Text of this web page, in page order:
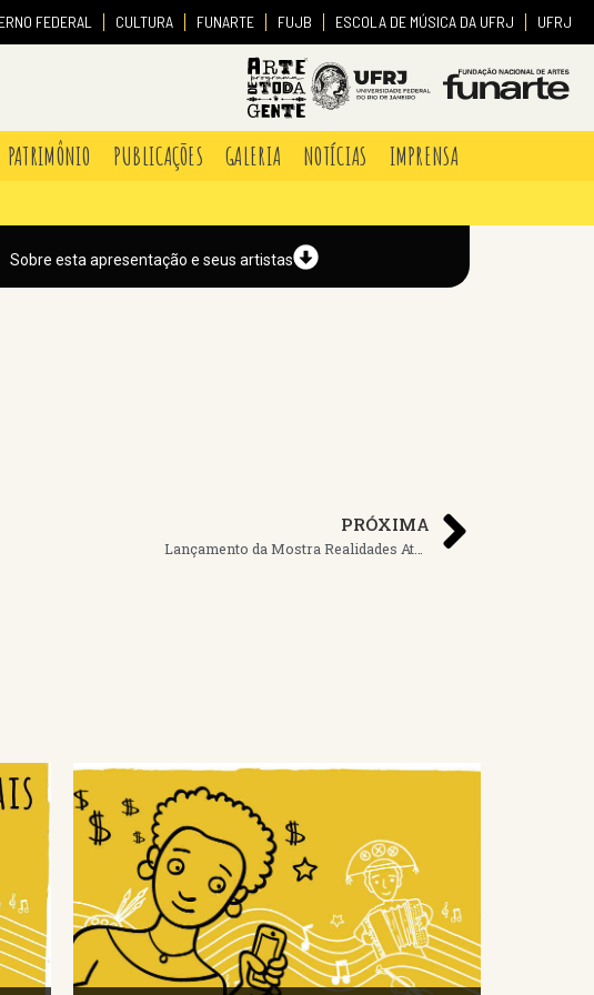
FEDERAL CULTURA FUNARTE FUJB ESCOLA DE MÚSICA DA UFRJ UFRJ
PATRIMÔNIO PUBLICAÇÕES GALERIA NOTÍCIAS IMPRENSA
Sobre esta apresentação e seus artistas
PRÓXIMA
Lançamento da Mostra Realidades Atuais em Artes parte 1